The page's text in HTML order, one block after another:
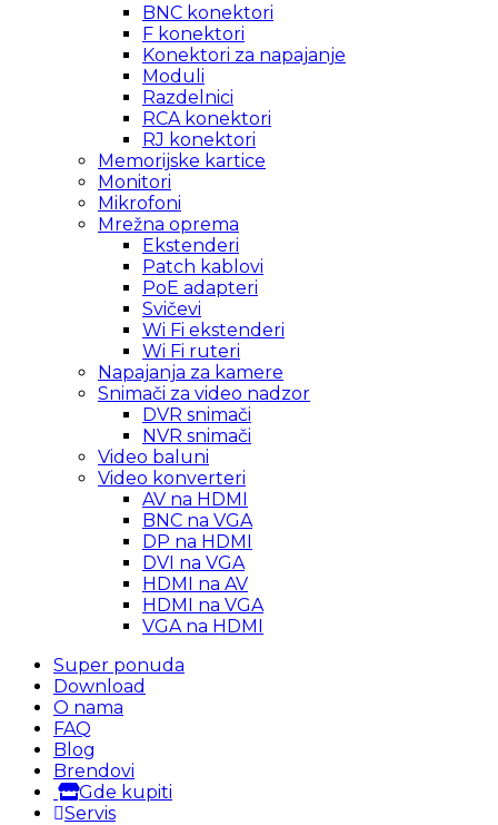
BNC konektori
F konektori
Konektori za napajanje
Moduli
Razdelnici
RCA konektori
RJ konektori
Memorijske kartice
Monitori
Mikrofoni
Mrežna oprema
Ekstenderi
Patch kablovi
PoE adapteri
Svičevi
Wi Fi ekstenderi
Wi Fi ruteri
Napajanja za kamere
Snimači za video nadzor
DVR snimači
NVR snimači
Video baluni
Video konverteri
AV na HDMI
BNC na VGA
DP na HDMI
DVI na VGA
HDMI na AV
HDMI na VGA
VGA na HDMI
Super ponuda
Download
O nama
FAQ
Blog
Brendovi
Gde kupiti
Servis